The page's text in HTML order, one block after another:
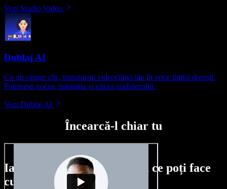
Vezi Studio Video
Dublaj AI
Cu un singur clic, transformi videoclipul tău în orice limbă dorești.
Potrivești vocea, intonația și viteza vorbitorului.
Vezi Dublaj AI
Încearcă-l chiar tu
Iată doar o mică mostră din ce poți face
cu Speechify Studio.